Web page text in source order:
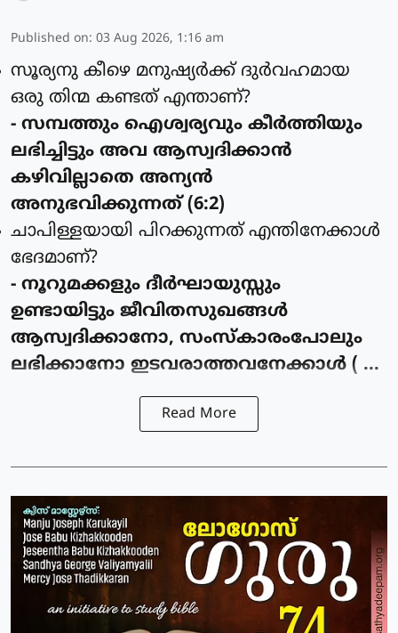
Published on: 03 Aug 2026, 1:16 am
സൂര്യനു കീഴെ മനുഷ്യര്‍ക്ക് ദുര്‍വഹമായ
ഒരു തിന്മ കണ്ടത് എന്താണ്?
- സമ്പത്തും ഐശ്വര്യവും കീര്‍ത്തിയും
ലഭിച്ചിട്ടും അവ ആസ്വദിക്കാന്‍
കഴിവില്ലാതെ അന്യന്‍
അനുഭവിക്കുന്നത് (6:2)
ചാപിള്ളയായി പിറക്കുന്നത് എന്തിനേക്കാള്‍
ഭേദമാണ്?
- നൂറുമക്കളും ദീര്‍ഘായുസ്സും
ഉണ്ടായിട്ടും ജീവിതസുഖങ്ങള്‍
ആസ്വദിക്കാനോ, സംസ്കാരംപോലും
ലഭിക്കാനോ ഇടവരാത്തവനേക്കാള്‍ ( ...
Read More